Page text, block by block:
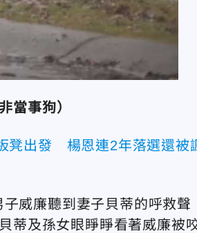
當事狗）
凳出發 楊恩連2年落選還被
威廉聽到妻子貝蒂的呼救聲
蒂及孫女眼睜睜看著威廉被